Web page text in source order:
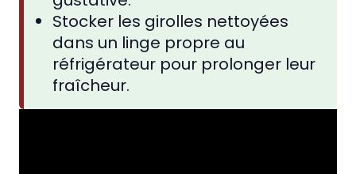
Stocker les girolles nettoyées
dans un linge propre au
réfrigérateur pour prolonger leur
fraîcheur.